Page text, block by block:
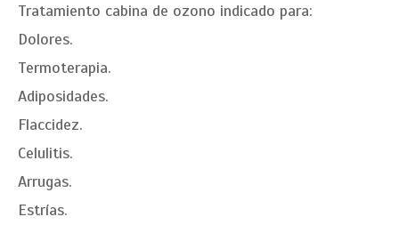
Tratamiento cabina de ozono indicado para:
Dolores.
Termoterapia.
Adiposidades.
Flaccidez.
Celulitis.
Arrugas.
Estrías.